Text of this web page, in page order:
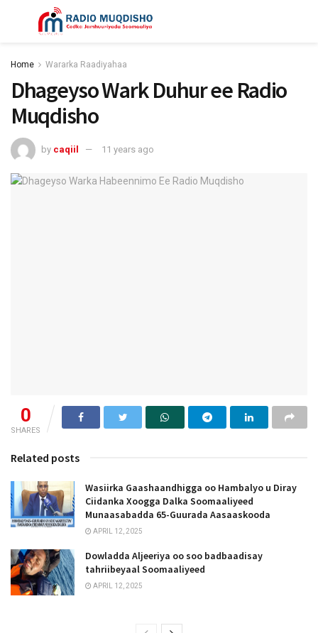
Home Wararka Raadiyahaa
Dhageyso Wark Duhur ee Radio
Muqdisho
by caqiil 11 years ago
0
SHARES
Related posts
Wasiirka Gaashaandhigga oo Hambalyo u Diray
Ciidanka Xoogga Dalka Soomaaliyeed
Munaasabadda 65-Guurada Aasaaskooda
APRIL 12, 2025
Dowladda Aljeeriya oo soo badbaadisay
tahriibeyaal Soomaaliyeed
APRIL 12, 2025